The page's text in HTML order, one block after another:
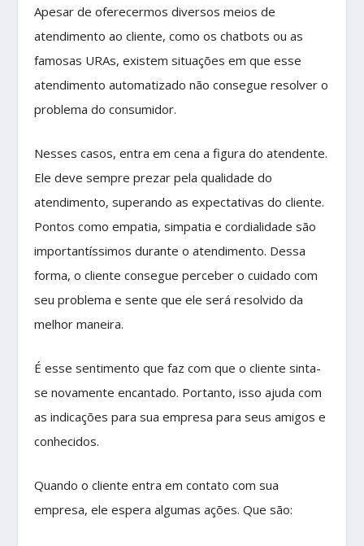
Apesar de oferecermos diversos meios de
atendimento ao cliente, como os chatbots ou as
famosas URAs, existem situações em que esse
atendimento automatizado não consegue resolver o
problema do consumidor.
Nesses casos, entra em cena a figura do atendente.
Ele deve sempre prezar pela qualidade do
atendimento, superando as expectativas do cliente.
Pontos como empatia, simpatia e cordialidade são
importantíssimos durante o atendimento. Dessa
forma, o cliente consegue perceber o cuidado com
seu problema e sente que ele será resolvido da
melhor maneira.
É esse sentimento que faz com que o cliente sinta-
se novamente encantado. Portanto, isso ajuda com
as indicações para sua empresa para seus amigos e
conhecidos.
Quando o cliente entra em contato com sua
empresa, ele espera algumas ações. Que são: